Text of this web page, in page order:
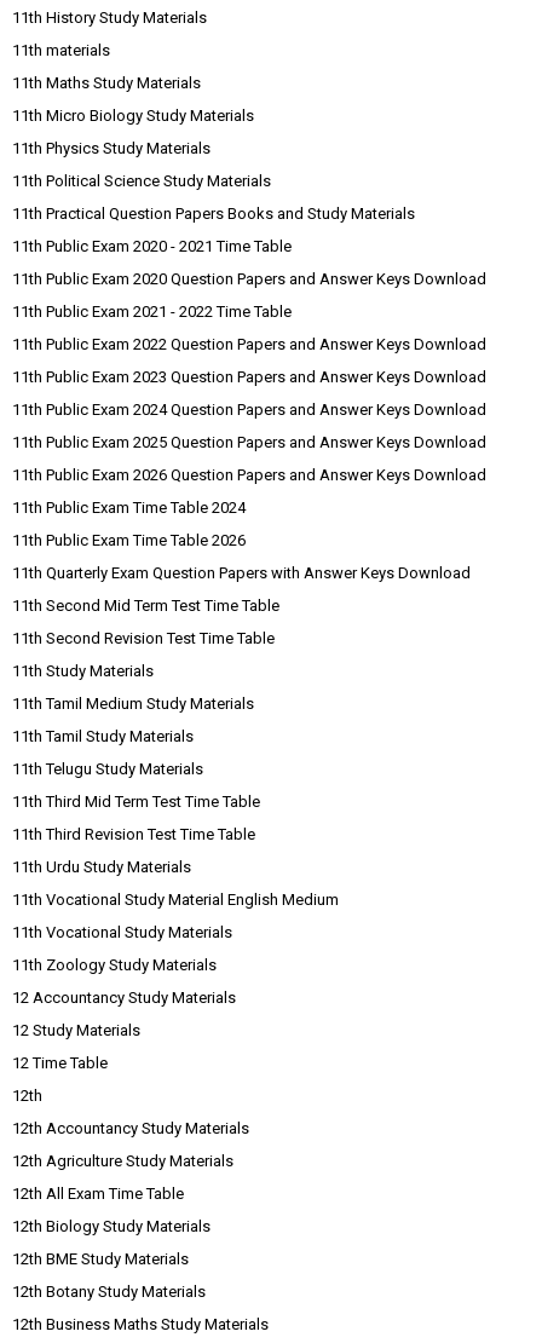
11th History Study Materials
11th materials
11th Maths Study Materials
11th Micro Biology Study Materials
11th Physics Study Materials
11th Political Science Study Materials
11th Practical Question Papers Books and Study Materials
11th Public Exam 2020 - 2021 Time Table
11th Public Exam 2020 Question Papers and Answer Keys Download
11th Public Exam 2021 - 2022 Time Table
11th Public Exam 2022 Question Papers and Answer Keys Download
11th Public Exam 2023 Question Papers and Answer Keys Download
11th Public Exam 2024 Question Papers and Answer Keys Download
11th Public Exam 2025 Question Papers and Answer Keys Download
11th Public Exam 2026 Question Papers and Answer Keys Download
11th Public Exam Time Table 2024
11th Public Exam Time Table 2026
11th Quarterly Exam Question Papers with Answer Keys Download
11th Second Mid Term Test Time Table
11th Second Revision Test Time Table
11th Study Materials
11th Tamil Medium Study Materials
11th Tamil Study Materials
11th Telugu Study Materials
11th Third Mid Term Test Time Table
11th Third Revision Test Time Table
11th Urdu Study Materials
11th Vocational Study Material English Medium
11th Vocational Study Materials
11th Zoology Study Materials
12 Accountancy Study Materials
12 Study Materials
12 Time Table
12th
12th Accountancy Study Materials
12th Agriculture Study Materials
12th All Exam Time Table
12th Biology Study Materials
12th BME Study Materials
12th Botany Study Materials
12th Business Maths Study Materials